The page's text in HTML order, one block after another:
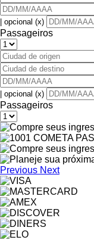
| opcional (x)
Passageiros
| opcional (x)
Passageiros
Previous Next